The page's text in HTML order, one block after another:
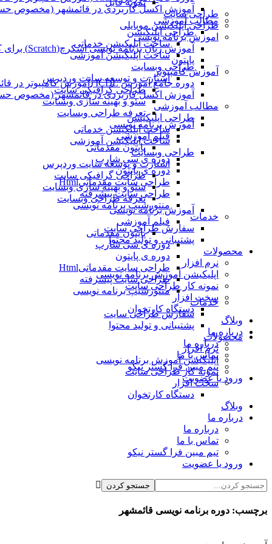
آموزش اکسل کاربردی در قائمشهر (مخصوص
مطالب آموزشی
طراحی اپلیکیشن
ساخت اپلیکیشن خدماتی
ساخت اپلیکیشن آموزشی
طراحی وبسایت
استارت و توسعه سایت وردپرس
طراحی گرافیکی سایت
سئو و بهینه سازی وبسایت
تعرفه طراحی وبسایت
آموزش برنامه نویسی
فیلم آموزشی
پایتون مقدماتی
دوره ی سی شارپ
دوره ی پایتون
طراحی سایت مقدماتیHtml
طراحی سایت پیشرفته
منتورشیپ برنامه نویسی
خدمات
سفارش طراحی سایت
پشتیبانی و تولید محتوا
محصولات
نرم افزار
اپلیکیشن آموزش برنامه نویسی
نمونه کار طراحی سایت
سخت افزار
دستگاه کارتخوان
وبلاگ
درباره ما
درباره ما
تماس با ما
تیم مبین فرا گستر نیکو
ورود یا عضویت
طراحی سایت
طراحی اپلیکیشن موبایلی
اموزش برنامه نویسی
آموزش زبان برنامه نویسی اسکرچ(Scratch) برای کودکان
پایتون
آموزش کامپیوتر
دوره جامع آموزش ICDL (آموزش کامپیوتر در قائمشهر)
آموزش اکسل کاربردی در قائمشهر (مخصوص
مطالب آموزشی
طراحی اپلیکیشن
ساخت اپلیکیشن خدماتی
ساخت اپلیکیشن آموزشی
طراحی وبسایت
استارت و توسعه سایت وردپرس
طراحی گرافیکی سایت
سئو و بهینه سازی وبسایت
تعرفه طراحی وبسایت
آموزش برنامه نویسی
فیلم آموزشی
پایتون مقدماتی
دوره ی سی شارپ
دوره ی پایتون
طراحی سایت مقدماتیHtml
طراحی سایت پیشرفته
منتورشیپ برنامه نویسی
خدمات
سفارش طراحی سایت
پشتیبانی و تولید محتوا
محصولات
نرم افزار
اپلیکیشن آموزش برنامه نویسی
نمونه کار طراحی سایت
سخت افزار
دستگاه کارتخوان
وبلاگ
درباره ما
درباره ما
تماس با ما
تیم مبین فرا گستر نیکو
ورود یا عضویت
برچسب: دوره برنامه نویسی قائمشهر